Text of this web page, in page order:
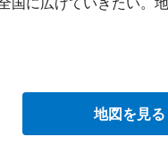
地図を見る